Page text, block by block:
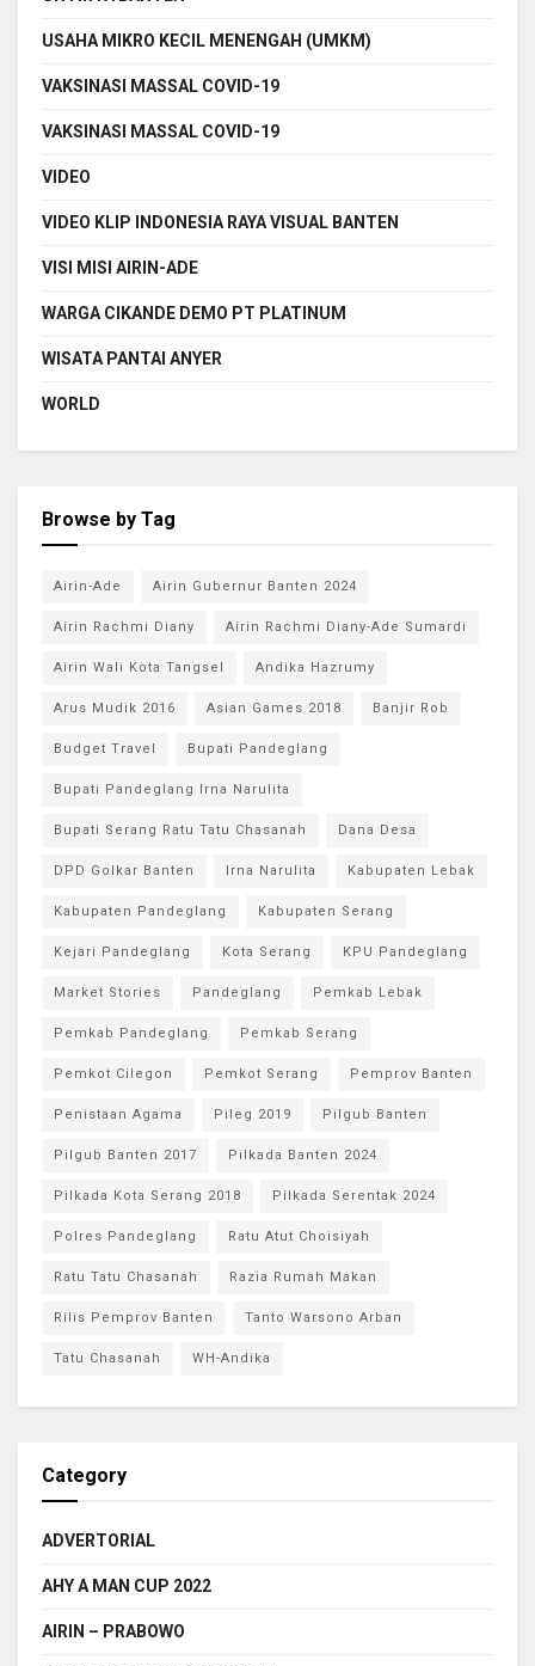
USAHA MIKRO KECIL MENENGAH (UMKM)
VAKSINASI MASSAL COVID-19
VAKSINASI MASSAL COVID-19
VIDEO
VIDEO KLIP INDONESIA RAYA VISUAL BANTEN
VISI MISI AIRIN-ADE
WARGA CIKANDE DEMO PT PLATINUM
WISATA PANTAI ANYER
WORLD
Browse by Tag
Airin-Ade Airin Gubernur Banten 2024
Airin Rachmi Diany Airin Rachmi Diany-Ade Sumardi
Airin Wali Kota Tangsel Andika Hazrumy
Arus Mudik 2016 Asian Games 2018 Banjir Rob
Budget Travel Bupati Pandeglang
Bupati Pandeglang Irna Narulita
Bupati Serang Ratu Tatu Chasanah Dana Desa
DPD Golkar Banten Irna Narulita Kabupaten Lebak
Kabupaten Pandeglang Kabupaten Serang
Kejari Pandeglang Kota Serang KPU Pandeglang
Market Stories Pandeglang Pemkab Lebak
Pemkab Pandeglang Pemkab Serang
Pemkot Cilegon Pemkot Serang Pemprov Banten
Penistaan Agama Pileg 2019 Pilgub Banten
Pilgub Banten 2017 Pilkada Banten 2024
Pilkada Kota Serang 2018 Pilkada Serentak 2024
Polres Pandeglang Ratu Atut Choisiyah
Ratu Tatu Chasanah Razia Rumah Makan
Rilis Pemprov Banten Tanto Warsono Arban
Tatu Chasanah WH-Andika
Category
ADVERTORIAL
AHY A MAN CUP 2022
AIRIN – PRABOWO